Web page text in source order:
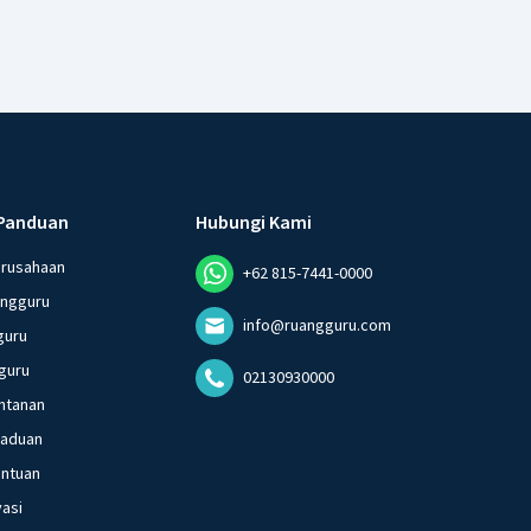
Hubungi Kami
+62 815-7441-0000
info@ruangguru.com
02130930000